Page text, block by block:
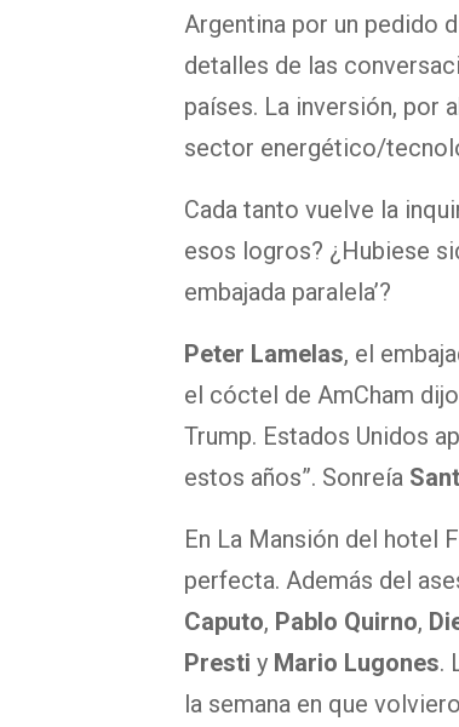
Argentina por un pedido
detalles de las
países. La inversión, por
sector energético/
Cada tanto vuelve la
esos logros? ¿Hubiese
embajada paralela’?
Peter Lamelas, el
el cóctel de AmCham
Trump. Estados Unidos
estos años”. Sonreía
En La Mansión del hotel
perfecta. Además del
Caputo, Pablo Quirno,
Presti y Mario Lugones.
la semana en que